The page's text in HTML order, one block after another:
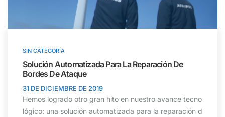
SIN CATEGORÍA
Solución Automatizada Para La Reparación De
Bordes De Ataque
31 DE DICIEMBRE DE 2019
Hemos logrado otro gran hito en nuestro avance tecno
lógico: una solución automatizada para la reparación d